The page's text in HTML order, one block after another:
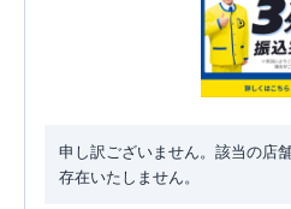
申し訳ございません。該当の店
存在いたしません。